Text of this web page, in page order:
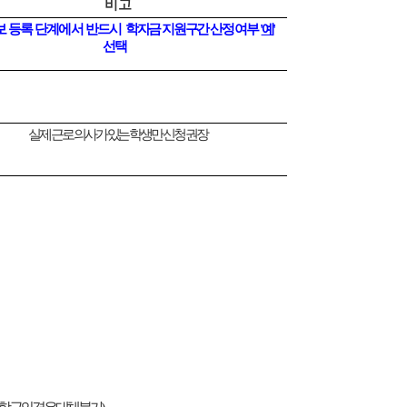
비고
등록 단계에서 반드시 학자금 지원구간 산정 여부 '예 '
선택
실제 근로 의사가 있는 학생만 신청 권장